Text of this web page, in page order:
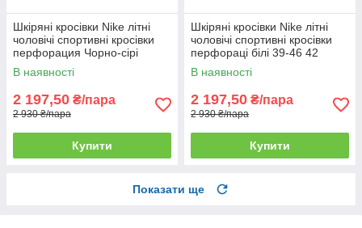
Шкіряні кросівки Nike літні
чоловічі спортивні кросівки
перфорация Чорно-сірі
розміри 39-46 43
В наявності
2 197,50 ₴/пара
2 930 ₴/пара
Купити
Шкіряні кросівки Nike літні
чоловічі спортивні кросівки
перфораці білі 39-46 42
В наявності
2 197,50 ₴/пара
2 930 ₴/пара
Купити
Показати ще